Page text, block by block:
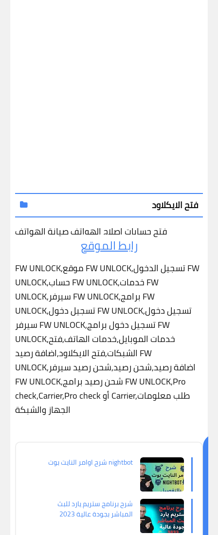
فتح الايكلاود
فتح حسابات إصلاح الهواتفصيانة الهواتف
رابط الموقع
FW UNLOCK,موقع FW UNLOCK,تسجيل الدخول FW
UNLOCK,حساب FW UNLOCK,خدمات FW
UNLOCK,سيرفر FW UNLOCK,برامج FW
UNLOCK,تسجيل دخول FW UNLOCK,تسجيل دخول
سيرفر FW UNLOCK,تسجيل دخول برامج FW
UNLOCK,خدمات الموبايل,خدمات الهاتف,فتح
الشبكات,فتح الايكلاود,اضافة رصيد FW
UNLOCK,اضافة رصيد,شحن رصيد,شحن رصيد سيرفر
FW UNLOCK,شحن رصيد برامج FW UNLOCK,Pro
check,Carrier,Pro check أو Carrier,طلب معلومات
الجهاز والشبكة
شرح اوامر النايت بوت nightbot
شرح برنامج ستريم يارد للبث
المباشر بجودة عالية 2023